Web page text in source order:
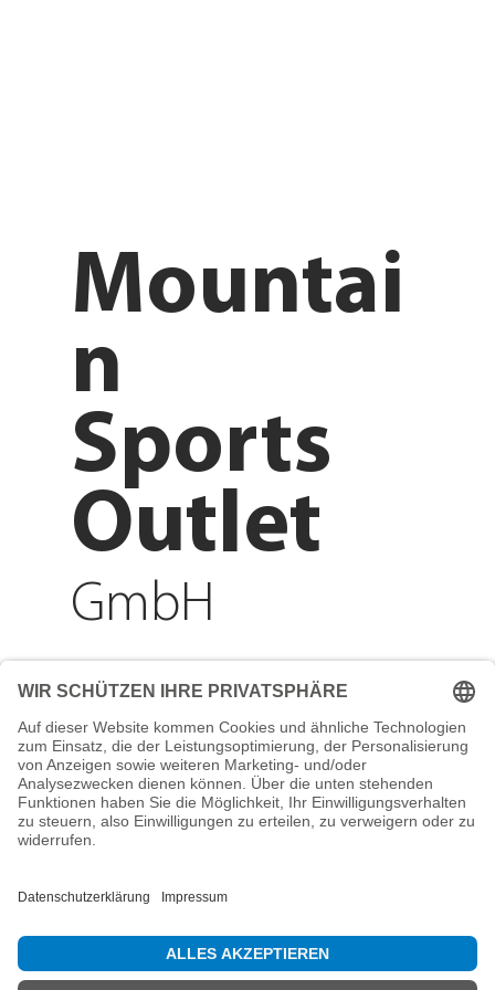
Adresse
Reichenberger Str. 1
84130 Dingolfing
Telefon
info@mountain-sports-
Mountai
n
Sports
Outlet
GmbH